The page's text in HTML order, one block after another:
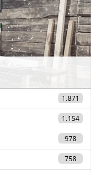
1.871
1.154
978
758